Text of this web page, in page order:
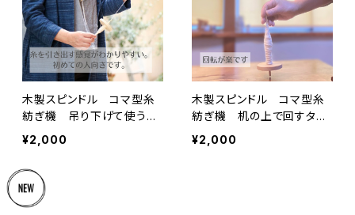
カードケース
アクセサリー
コインケース
木製スピンドル コマ型糸
紡ぎ機 吊り下げて使うタ
イプ・ヒノキ材 木綿用
¥2,000
木製スピンドル コマ型糸
紡ぎ機 机の上で回すタイ
プ・ヒノキ材 木綿用
¥2,000